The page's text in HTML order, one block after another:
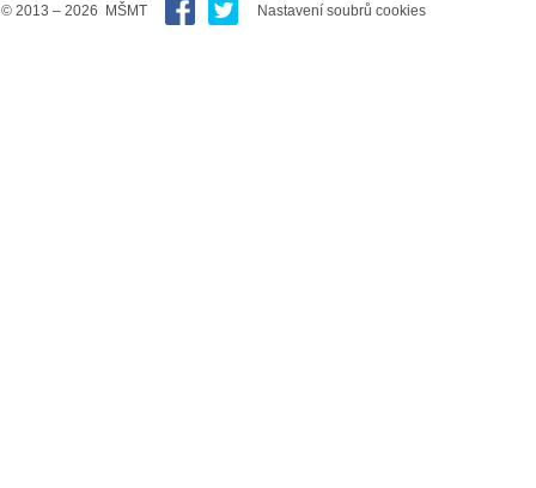
© 2013 – 2026 MŠMT Nastavení soubrů cookies